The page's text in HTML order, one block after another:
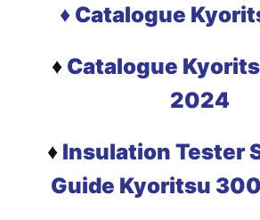
♦ Catalogue
♦ Catalogue
2024
♦ Insulation Tester
Guide Kyoritsu